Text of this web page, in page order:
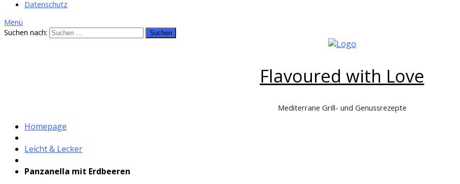
Datenschutz
Menü
Suchen nach:
Flavoured with Love
Mediterrane Grill- und Genussrezepte
Homepage
Leicht & Lecker
Panzanella mit Erdbeeren